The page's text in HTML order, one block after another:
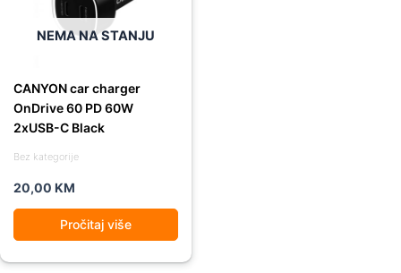
NEMA NA STANJU
Bez kategorije
CANYON car charger
OnDrive 60 PD 60W
2xUSB-C Black
20,00 KM
Pročitaj više